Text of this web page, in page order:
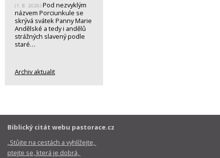
(1. 8. 2026) Pod nezvyklým
názvem Porciunkule se
skrývá svátek Panny Marie
Andělské a tedy i andělů
strážných slavený podle
staré…
Archiv aktualit
Biblický citát webu pastorace.cz
„Stůjte na cestách a vyhlížejte,
ptejte se, která je dobrá,